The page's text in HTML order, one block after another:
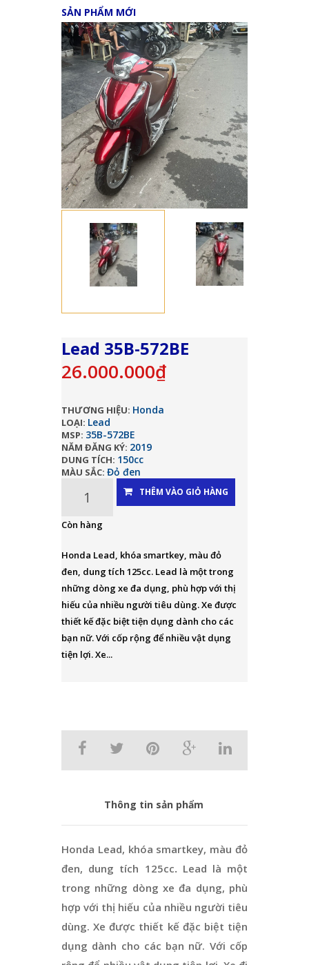
SẢN PHẨM MỚI
Lead 35B-572BE
26.000.000₫
THƯƠNG HIỆU: Honda
LOẠI: Lead
MSP: 35B-572BE
NĂM ĐĂNG KÝ: 2019
DUNG TÍCH: 150cc
MÀU SẮC: Đỏ đen
THÊM VÀO GIỎ HÀNG
Còn hàng
Honda Lead, khóa smartkey, màu đỏ
đen, dung tích 125cc. Lead là một trong
những dòng xe đa dụng, phù hợp với thị
hiếu của nhiều người tiêu dùng. Xe được
thiết kế đặc biệt tiện dụng dành cho các
bạn nữ. Với cốp rộng để nhiều vật dụng
tiện lợi. Xe...
Thông tin sản phẩm
Honda Lead, khóa smartkey, màu đỏ
đen, dung tích 125cc.Lead là một
trong những dòng xe đa dụng, phù
hợp với thị hiếu của nhiều người tiêu
dùng. Xe được thiết kế đặc biệt tiện
dụng dành cho các bạn nữ. Với cốp